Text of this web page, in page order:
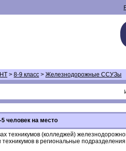
> 8-9 класс > Железнодорожные ССУЗы
человек на место
техникумов (колледжей)
в региональные